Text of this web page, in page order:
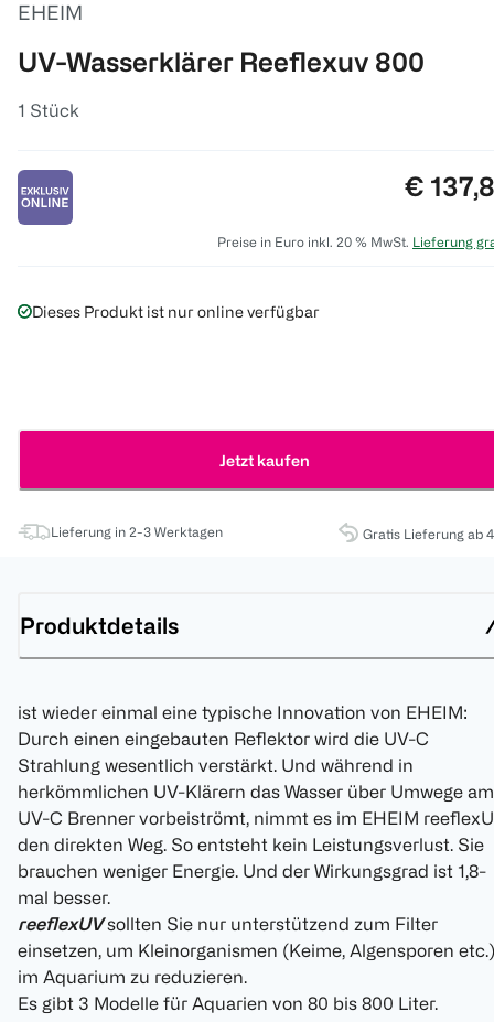
EHEIM
UV-Wasserklärer Reeflexuv 800
1 Stück
Preis:
€
Preise in Euro inkl. 20 % MwSt. Lieferung
Dieses Produkt ist nur online verfügbar
Jetzt kaufen
Lieferung in 2-3 Werktagen Gratis Lieferung ab
Produktdetails
ist wieder einmal eine typische Innovation von EHEIM:
Durch einen eingebauten Reflektor wird die UV-C
Strahlung wesentlich verstärkt. Und während in
herkömmlichen UV-Klärern das Wasser über Umwege am
UV-C Brenner vorbeiströmt, nimmt es im EHEIM
den direkten Weg. So entsteht kein Leistungsverlust. Sie
brauchen weniger Energie. Und der Wirkungsgrad ist 1,8-
mal besser.
reeflexUVsollten Sie nur unterstützend zum Filter
einsetzen, um Kleinorganismen (Keime, Algensporen etc.)
im Aquarium zu reduzieren.
Es gibt 3 Modelle für Aquarien von 80 bis 800 Liter.